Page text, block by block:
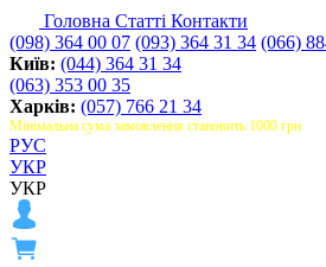
Головна Статті Контакти
(098) 364 00 07 (093) 364 31 34 (066)
Київ: (044) 364 31 34
(063) 353 00 35
Харків: (057) 766 21 34
Мінімальна сума замовлення становить 1000 грн
РУС
УКР
УКР